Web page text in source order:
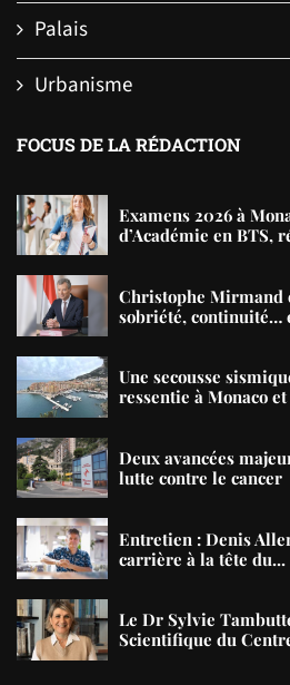
Palais
Urbanisme
FOCUS DE LA RÉDACTION
Examens 2026 à
d’Académie en BTS,
Christophe Mirmand
sobriété, continuité…
Une secousse
ressentie à Monaco
Deux avancées
lutte contre le cancer
Entretien : Denis
carrière à la tête du...
Le Dr Sylvie
Scientifique du